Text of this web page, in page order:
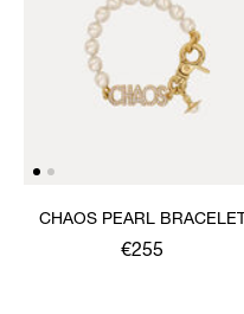
CHAOS PEARL BRACELET
€255